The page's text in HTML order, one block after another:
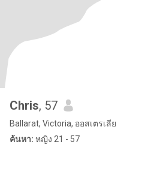
Chris, 57
Ballarat, Victoria, ออสเตรเลีย
ค้นหา: หญิง 21 - 57